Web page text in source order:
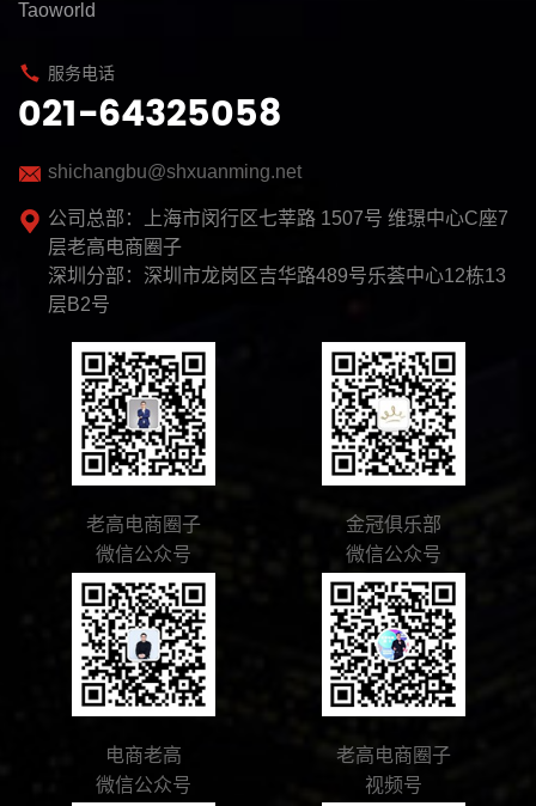
Taoworld
服务电话
021-64325058
shichangbu@shxuanming.net
公司总部：上海市闵行区七莘路 1507号 维璟中心C座7
层老高电商圈子
深圳分部：深圳市龙岗区吉华路489号乐荟中心12栋13
层B2号
老高电商圈子
微信公众号
金冠俱乐部
微信公众号
电商老高
微信公众号
老高电商圈子
视频号